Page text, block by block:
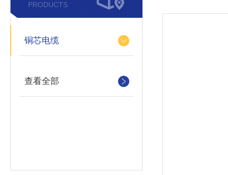
PRODUCTS
铜芯电缆
查看全部